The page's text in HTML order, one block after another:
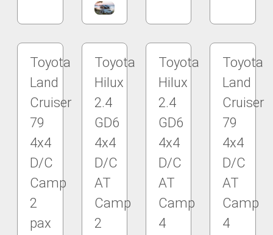
Toyota
Land
Cruiser
79
4x4
D/C
Camp
2
pax
Toyota
Hilux
2.4
GD6
4x4
D/C
AT
Camp
2
Toyota
Hilux
2.4
GD6
4x4
D/C
AT
Camp
4
Toyota
Land
Cruiser
79
4x4
D/C
AT
Camp
4